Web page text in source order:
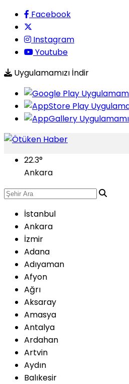
Facebook
Instagram
Youtube
Uygulamamızı İndir
22.3°
Ankara
İstanbul
Ankara
İzmir
Adana
Adıyaman
Afyon
Ağrı
Aksaray
Amasya
Antalya
Ardahan
Artvin
Aydın
Balıkesir